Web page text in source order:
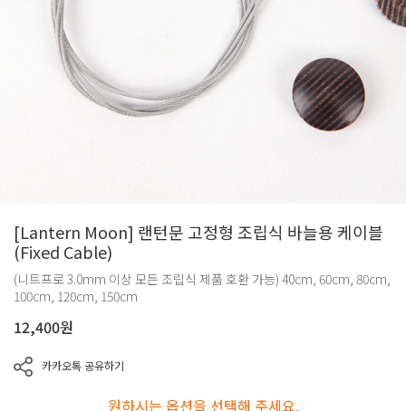
[Lantern Moon] 랜턴문 고정형 조립식 바늘용 케이블
(Fixed Cable)
(니트프로 3.0mm 이상 모든 조립식 제품 호환 가능) 40cm, 60cm, 80cm,
100cm, 120cm, 150cm
12,400원
카카오톡 공유하기
원하시는 옵션을 선택해 주세요.